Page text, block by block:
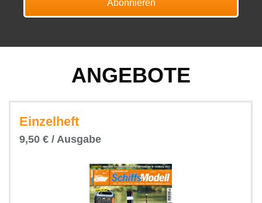
Abonnieren
ANGEBOTE
Einzelheft
9,50 € / Ausgabe